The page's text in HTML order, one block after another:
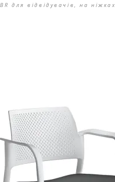
для відвідувачів, на ніжках